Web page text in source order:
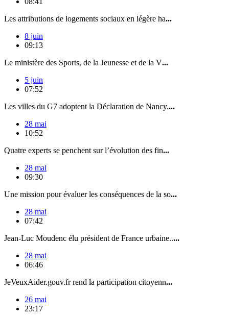
Les attributions de logements sociaux en légère ha...
8 juin
09:13
Le ministère des Sports, de la Jeunesse et de la V...
5 juin
07:52
Les villes du G7 adoptent la Déclaration de Nancy....
28 mai
10:52
Quatre experts se penchent sur l’évolution des fin...
28 mai
09:30
Une mission pour évaluer les conséquences de la so...
28 mai
07:42
Jean-Luc Moudenc élu président de France urbaine.....
28 mai
06:46
JeVeuxAider.gouv.fr rend la participation citoyenn...
26 mai
23:17